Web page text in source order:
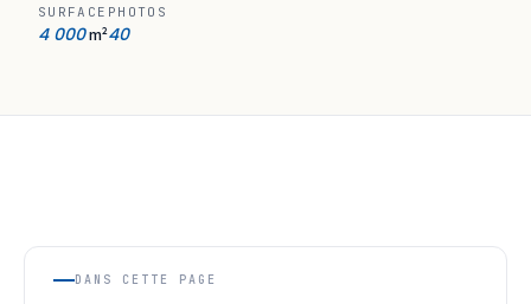
SURFACE
4 000m²
PHOTOS
40
DANS CETTE PAGE